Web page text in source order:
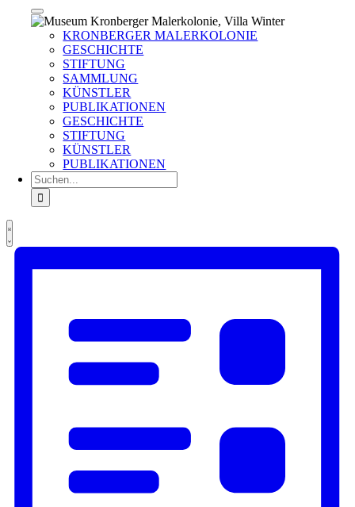
KRONBERGER MALERKOLONIE
GESCHICHTE
STIFTUNG
SAMMLUNG
KÜNSTLER
PUBLIKATIONEN
GESCHICHTE
STIFTUNG
KÜNSTLER
PUBLIKATIONEN
Suche
nach:
Veranstaltungen
Ansichten-
Navigation
Veranstaltung
Ansichten-
Liste